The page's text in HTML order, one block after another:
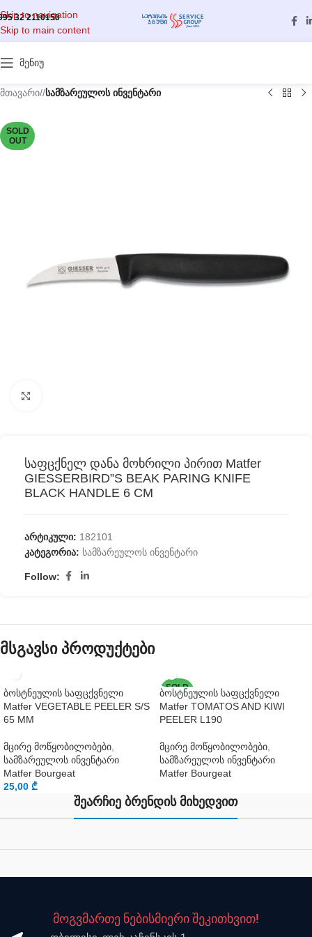
Skip to navigation
Skip to main content
32 2110150
მენიუ
მთავარი/ სამზარეულოს ინვენტარი
SOLD
OUT
საფცქნელ დანა მოხრილი პირით Matfer
GIESSERBIRD”S BEAK PARING KNIFE
BLACK HANDLE 6 CM
არტიკული: 182101
კატეგორია: სამზარეულოს ინვენტარი
Follow:
მსგავსი პროდუქტები
ბოსტნეულის საფცქვნელი
Matfer VEGETABLE PEELER S/S
65 MM
მცირე მოწყობილობები
სამზარეულოს ინვენტარი
Matfer Bourgeat
25,00 ₾
SOLD
OUT
ბოსტნეულის საფცქვნელი
Matfer TOMATOS AND KIWI
PEELER L190
მცირე მოწყობილობები
სამზარეულოს ინვენტარი
Matfer Bourgeat
შეარჩიე ბრენდის მიხედვით
მოგვმართე ნებისმიერი შეკითხვით!